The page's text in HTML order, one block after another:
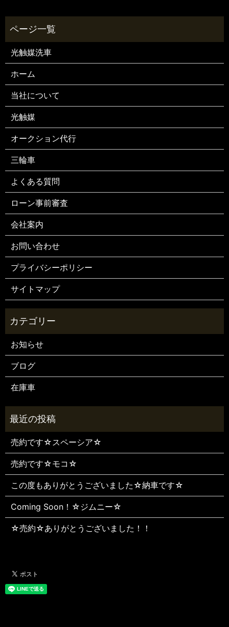
光触媒洗車
ホーム
当社について
光触媒
オークション代行
三輪車
よくある質問
ローン事前審査
会社案内
お問い合わせ
プライバシーポリシー
サイトマップ
お知らせ
ブログ
在庫車
売約です☆スペーシア☆
売約です☆モコ☆
この度もありがとうございました☆納車です☆
Coming Soon！☆ジムニー☆
☆売約☆ありがとうございました！！